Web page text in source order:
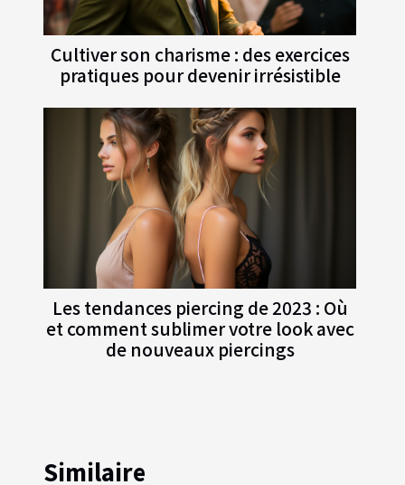
Cultiver son charisme : des exercices
pratiques pour devenir irrésistible
Les tendances piercing de 2023 : Où
et comment sublimer votre look avec
de nouveaux piercings
Similaire